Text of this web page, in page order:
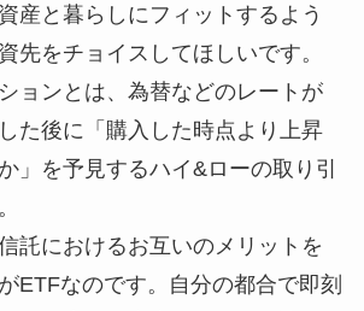
産と暮らしにフィットするよう
先をチョイスしてほしいです。
ョンとは、為替などのレートが
た後に「購入した時点より上昇
」を予見するハイ&ローの取り引
託におけるお互いのメリットを
ETFなのです。自分の都合で即刻